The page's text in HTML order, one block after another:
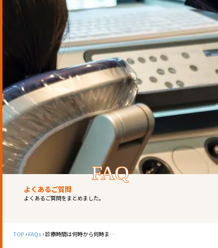
FAQ
よくあるご質問
よくあるご質問をまとめました。
TOP FAQs 診療時間は何時から何時までですか？日曜や祝日も診てもらえますか？